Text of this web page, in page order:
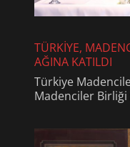
TÜRKİYE,
AĞINA KATILDI
Türkiye
Madenciler